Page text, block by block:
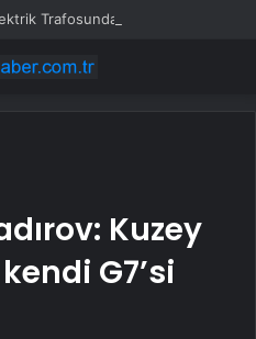
Kuzey
G7’si